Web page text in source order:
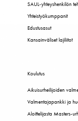
SAUL-yhteyshenkilön
Yhteistyökumppanit
Edustusasut
Kansainväliset lajiliitot
Koulutus
Aikuisurheilijoiden
Valmentajapankki ja
Aloittelijasta Masters-